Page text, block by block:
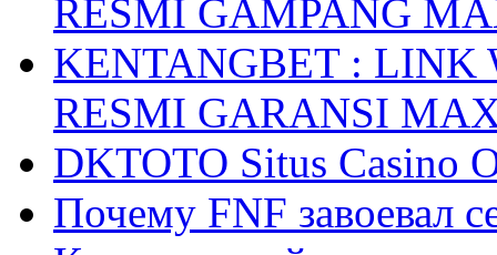
RESMI GAMPANG
KENTANGBET : LINK
RESMI GARANSI
DKTOTO Situs Casino
Почему FNF завоевал